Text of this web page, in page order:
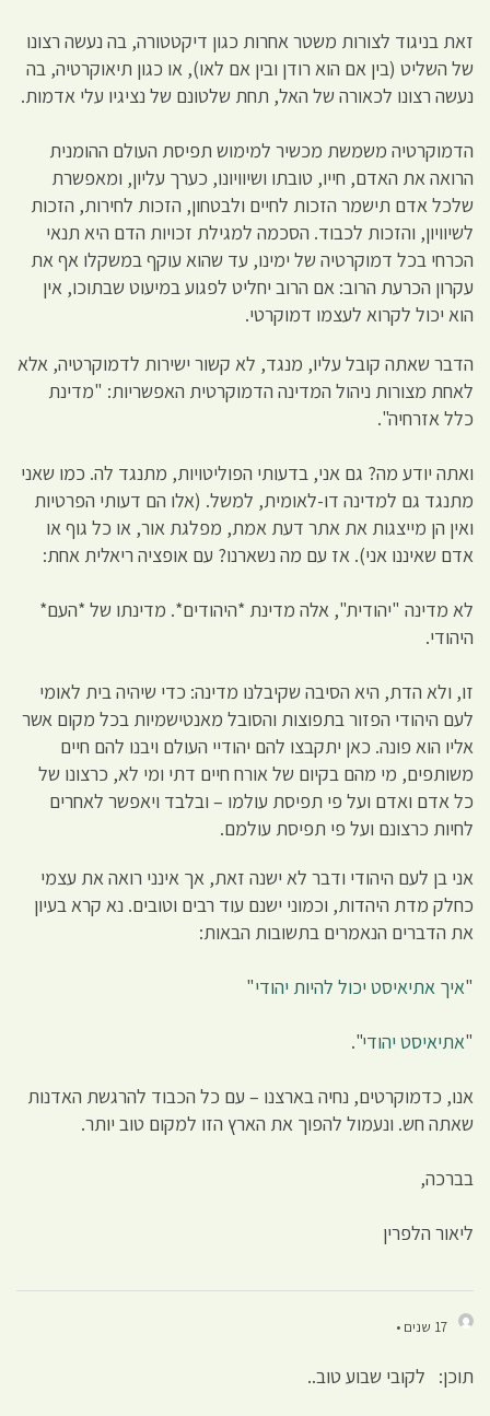
זאת בניגוד לצורות משטר אחרות כגון דיקטטורה, בה נעשה רצונו
של השליט (בין אם הוא רודן ובין אם לאו), או כגון תיאוקרטיה, בה
נעשה רצונו לכאורה של האל, תחת שלטונם של נציגיו עלי אדמות.
הדמוקרטיה משמשת מכשיר למימוש תפיסת העולם ההומנית
הרואה את האדם, חייו, טובתו ושיוויונו, כערך עליון, ומאפשרת
שלכל אדם תישמר הזכות לחיים ולבטחון, הזכות לחירות, הזכות
לשיוויון, והזכות לכבוד. הסכמה למגילת זכויות הדם היא תנאי
הכרחי בכל דמוקרטיה של ימינו, עד שהוא עוקף במשקלו אף את
עקרון הכרעת הרוב: אם הרוב יחליט לפגוע במיעוט שבתוכו, אין
הוא יכול לקרוא לעצמו דמוקרטי.
הדבר שאתה קובל עליו, מנגד, לא קשור ישירות לדמוקרטיה, אלא
לאחת מצורות ניהול המדינה הדמוקרטית האפשריות: "מדינת
כלל אזרחיה".
ואתה יודע מה? גם אני, בדעותי הפוליטויות, מתנגד לה. כמו שאני
מתנגד גם למדינה דו-לאומית, למשל. (אלו הם דעותי הפרטיות
ואין הן מייצגות את אתר דעת אמת, מפלגת אור, או כל גוף או
אדם שאיננו אני). אז עם מה נשארנו? עם אופציה ריאלית אחת:
לא מדינה "יהודית", אלה מדינת *היהודים*. מדינתו של *העם*
היהודי.
זו, ולא הדת, היא הסיבה שקיבלנו מדינה: כדי שיהיה בית לאומי
לעם היהודי הפזור בתפוצות והסובל מאנטישמיות בכל מקום אשר
אליו הוא פונה. כאן יתקבצו להם יהודיי העולם ויבנו להם חיים
משותפים, מי מהם בקיום של אורח חיים דתי ומי לא, כרצונו של
כל אדם ואדם ועל פי תפיסת עולמו – ובלבד ויאפשר לאחרים
לחיות כרצונם ועל פי תפיסת עולמם.
אני בן לעם היהודי ודבר לא ישנה זאת, אך אינני רואה את עצמי
כחלק מדת היהדות, וכמוני ישנם עוד רבים וטובים. נא קרא בעיון
את הדברים הנאמרים בתשובות הבאות:
"איך אתיאיסט יכול להיות יהודי"
"אתיאיסט יהודי".
אנו, כדמוקרטים, נחיה בארצנו – עם כל הכבוד להרגשת האדנות
שאתה חש. ונעמול להפוך את הארץ הזו למקום טוב יותר.
בברכה,
ליאור הלפרין
17 שנים •
תוכן: לקובי שבוע טוב..